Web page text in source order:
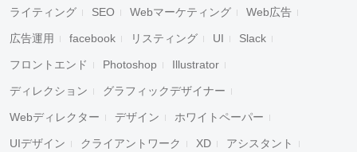
ライティング SEO Webマーケティング Web広告
広告運用 facebook リスティング UI Slack
フロントエンド Photoshop Illustrator
ディレクション グラフィックデザイナー
Webディレクター デザイン ホワイトペーパー
UIデザイン クライアントワーク XD アシスタント